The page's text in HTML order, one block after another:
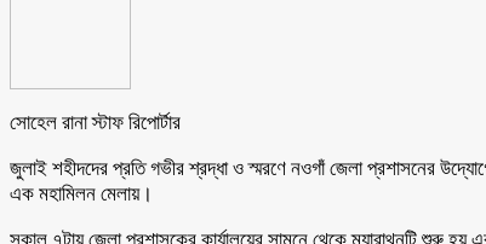
সোহেল রানা স্টাফ রিপোর্টার
জুলাই শহীদদের প্রতি গভীর শ্রদ্ধা ও স্মরণে নওগাঁ জেলা প্রশাসনের
এক মহামিলন মেলায়।